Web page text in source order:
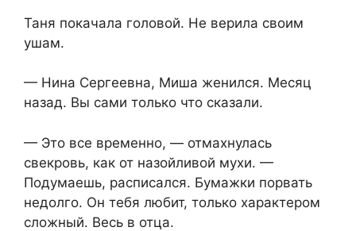
Таня покачала головой. Не верила своим
ушам.
— Нина Сергеевна, Миша женился. Месяц
назад. Вы сами только что сказали.
— Это все временно, — отмахнулась
свекровь, как от назойливой мухи. —
Подумаешь, расписался. Бумажки порвать
недолго. Он тебя любит, только характером
сложный. Весь в отца.